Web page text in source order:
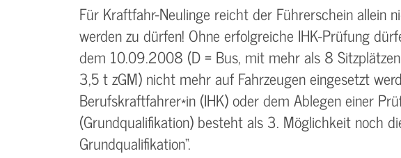
Für Kraftfahr-Neulinge reicht der Führerschein allein
werden zu dürfen! Ohne erfolgreiche IHK-Prüfung
dem 10.09.2008 (D = Bus, mit mehr als 8
3,5 t zGM) nicht mehr auf Fahrzeugen eingesetzt
Berufskraftfahrer*in (IHK) oder dem Ablegen einer
(Grundqualifikation) besteht als 3. Möglichkeit noch
Grundqualifikation“.